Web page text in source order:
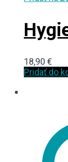
18,90 €
Pridať do